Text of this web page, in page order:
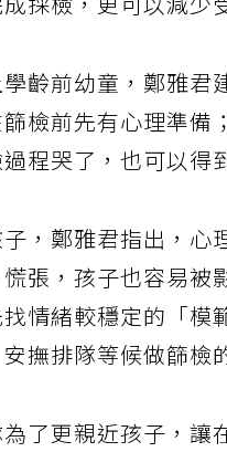
採檢，更可以減少
齡前幼童，鄭雅
檢前先有心理準
程哭了，也可以得
，鄭雅君指出，
張，孩子也容易被
情緒較穩定的「
撫排隊等候做篩檢